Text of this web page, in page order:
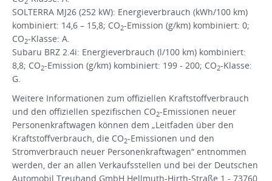
SOLTERRA MJ26 (252 kW): Energieverbrauch (kWh/100 km)
kombiniert: 14,6 – 15,8; CO2-Emission (g/km) kombiniert: 0;
CO2-Klasse: A.
Subaru BRZ 2.4i: Energieverbrauch (l/100 km) kombiniert:
8,8; CO2-Emission (g/km) kombiniert: 199 - 200; CO2-Klasse:
G.
Weitere Informationen zum offiziellen Kraftstoffverbrauch
und den offiziellen spezifischen CO2-Emissionen neuer
Personenkraftwagen können dem „Leitfaden über den
Kraftstoffverbrauch, die CO2-Emissionen und den
Stromverbrauch neuer Personenkraftwagen“ entnommen
werden, der an allen Verkaufsstellen und bei der Deutschen
Automobil Treuhand GmbH Hellmuth-Hirth-Straße 1 - 73760